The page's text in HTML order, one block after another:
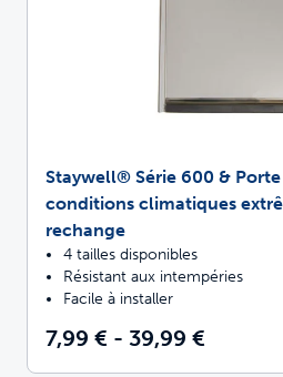
Staywell® Série 600 &
conditions climatiques
rechange
4 tailles disponibles
Résistant aux intempéries
Facile à installer
7,99 € - 39,99 €